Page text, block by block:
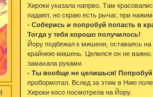
Хироки указала напрво. Там
падают, но скраю есть рычаг, при
- Соберись и попробуй попасть в
Тогда у тебя хорошо получилось!
Йору подбежал к мишени, оставаясь
крайнюю мишень. Целился он не
замахала руками.
- Ты вообще не целишься! Попробуй
пробормотал. Вслед за этим в Нию
Хироки косо посмотрела на Йору.